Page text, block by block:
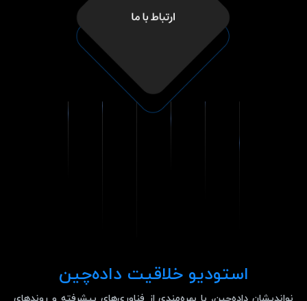
استودیو خلاقیت داده‌چین